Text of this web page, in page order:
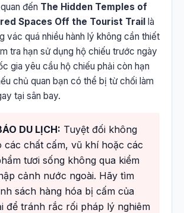
đến The Hidden Temples of
Spaces Off the Tourist Trail là
vác quá nhiều hành lý không cần thiết
tra hạn sử dụng hộ chiếu trước ngày
gia yêu cầu hộ chiếu phải còn hạn
chủ quan bạn có thể bị từ chối làm
tại sân bay.
DU LỊCH: Tuyệt đối không
các chất cấm, vũ khí hoặc các
tươi sống không qua kiểm
cảnh nước ngoài. Hãy tìm
sách hàng hóa bị cấm của
để tránh rắc rối pháp lý nghiêm